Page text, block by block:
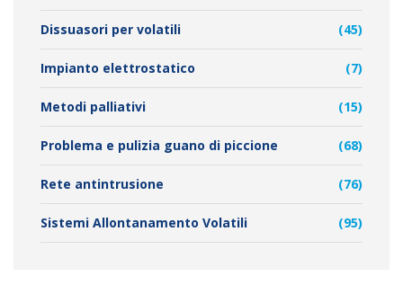
Dissuasori per volatili (45)
Impianto elettrostatico (7)
Metodi palliativi (15)
Problema e pulizia guano di piccione (68)
Rete antintrusione (76)
Sistemi Allontanamento Volatili (95)